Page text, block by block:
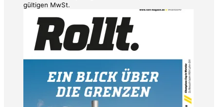
gültigen MwSt.